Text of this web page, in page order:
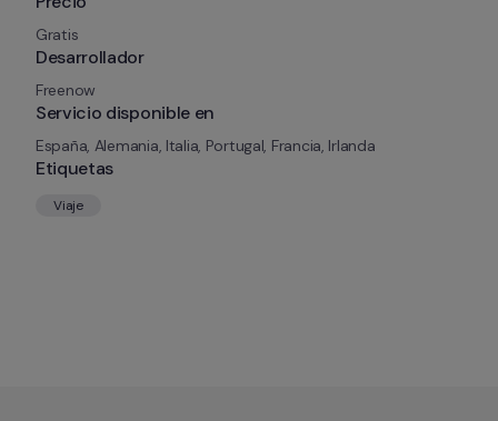
Gratis
Desarrollador
Freenow
Servicio disponible en
España, Alemania, Italia, Portugal, Francia, Irlanda
Etiquetas
Viaje